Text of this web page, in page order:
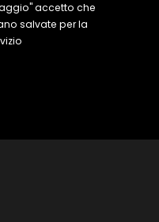
accetto che
salvate per la